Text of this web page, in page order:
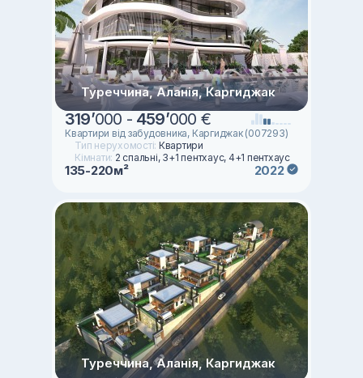
Туреччина, Аланія, Каргиджак
319’000 - 459’000 €
Квартири від забудовника, Каргиджак (007293)
Тип нерухомості: Квартири
Кімнати: 2 спальні, 3+1 пентхаус, 4+1 пентхаус
135-220м² 2022
Туреччина, Аланія, Каргиджак